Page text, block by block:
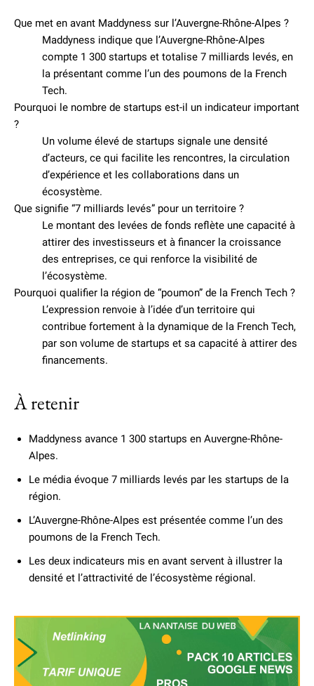
Que met en avant Maddyness sur l’Auvergne-Rhône-Alpes ?
Maddyness indique que l’Auvergne-Rhône-Alpes
compte 1 300 startups et totalise 7 milliards levés, en
la présentant comme l’un des poumons de la French
Tech.
Pourquoi le nombre de startups est-il un indicateur important
?
Un volume élevé de startups signale une densité
d’acteurs, ce qui facilite les rencontres, la circulation
d’expérience et les collaborations dans un
écosystème.
Que signifie “7 milliards levés” pour un territoire ?
Le montant des levées de fonds reflète une capacité à
attirer des investisseurs et à financer la croissance
des entreprises, ce qui renforce la visibilité de
l’écosystème.
Pourquoi qualifier la région de “poumon” de la French Tech ?
L’expression renvoie à l’idée d’un territoire qui
contribue fortement à la dynamique de la French Tech,
par son volume de startups et sa capacité à attirer des
financements.
À retenir
Maddyness avance 1 300 startups en Auvergne-Rhône-
Alpes.
Le média évoque 7 milliards levés par les startups de la
région.
L’Auvergne-Rhône-Alpes est présentée comme l’un des
poumons de la French Tech.
Les deux indicateurs mis en avant servent à illustrer la
densité et l’attractivité de l’écosystème régional.